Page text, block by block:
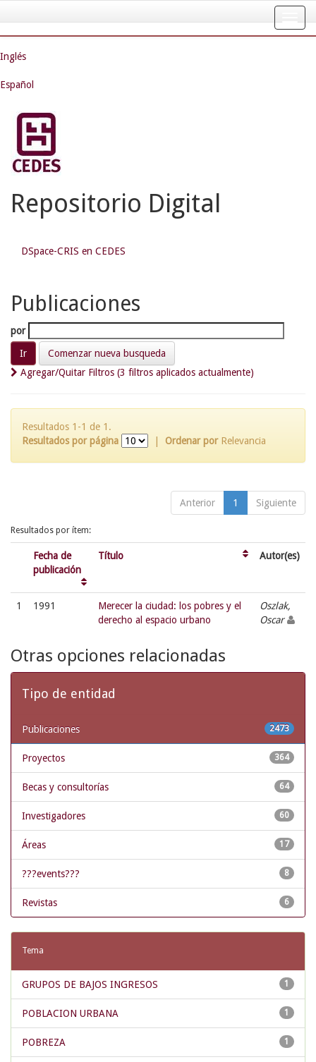
navigation
Inglés
Español
Repositorio Digital
DSpace-CRIS en CEDES
Publicaciones
por
Comenzar nueva busqueda
Agregar/Quitar Filtros (3 filtros aplicados actualmente)
Resultados 1-1 de 1.
Resultados por página
Ordenar por Relevancia
Anterior 1 Siguiente
Resultados por ítem:
Fecha de
publicación
Título Autor(es)
1 1991
Merecer la ciudad: los pobres y el
derecho al espacio urbano
Oszlak,
Oscar
Otras opciones relacionadas
Tipo de entidad
2473
Publicaciones
364
Proyectos
64
Becas y consultorías
60
Investigadores
17
Áreas
8
???events???
6
Revistas
Tema
1
GRUPOS DE BAJOS INGRESOS
1
POBLACION URBANA
1
POBREZA